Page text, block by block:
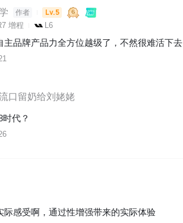
作者 Lv.5
增程 L6
主品牌产品力全方位越级了，不然很难活下去
口留奶给刘姥姥
代？
际感受啊，通过性增强带来的实际体验